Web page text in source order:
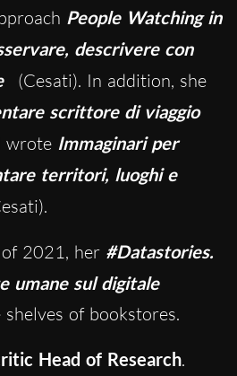
People Watching in
descrivere con
(Cesati). In addition, she
scrittore di viaggio
wrote Immaginari per
territori, luoghi e
2021, her #Datastories.
umane sul digitale
of bookstores.
Head of Research.